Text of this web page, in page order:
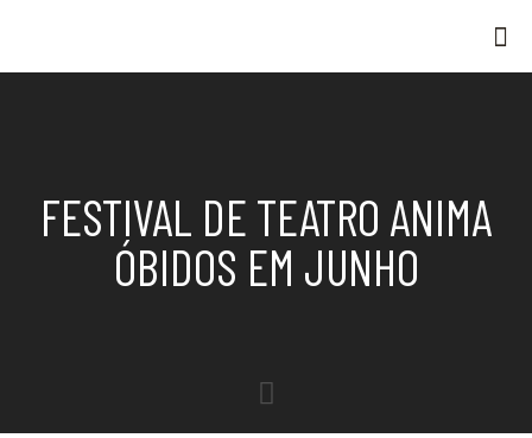
FESTIVAL DE TEATRO ANIMA
ÓBIDOS EM JUNHO